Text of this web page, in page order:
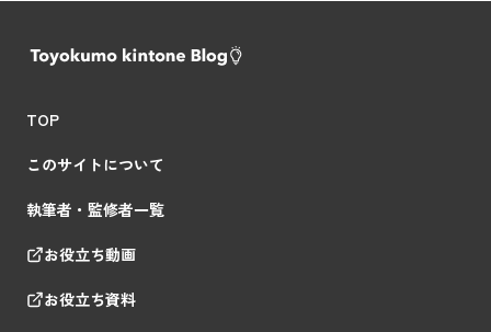
TOP
このサイトについて
執筆者・監修者一覧
お役立ち動画
お役立ち資料